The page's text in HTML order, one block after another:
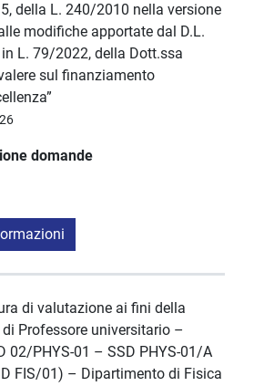
della L. 240/2010 nella versione
modifiche apportate dal D.L.
L. 79/2022, della Dott.ssa
sul finanziamento
domande
di valutazione ai fini della
Professore universitario –
02/PHYS-01 – SSD PHYS-01/A
FIS/01) – Dipartimento di Fisica